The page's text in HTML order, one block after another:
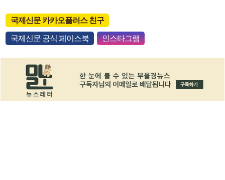
국제신문 카카오플러스 친구
국제신문 공식 페이스북 인스타그램